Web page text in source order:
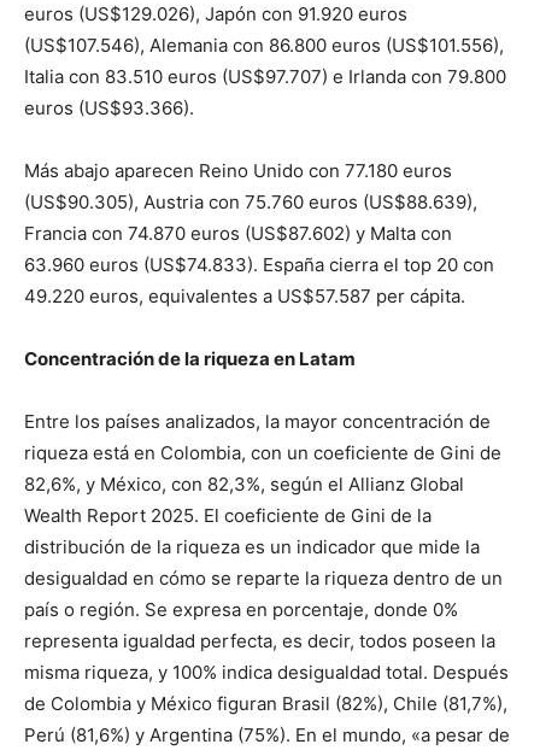
euros (US$129.026), Japón con 91.920 euros
(US$107.546), Alemania con 86.800 euros (US$101.556),
Italia con 83.510 euros (US$97.707) e Irlanda con 79.800
euros (US$93.366).
Más abajo aparecen Reino Unido con 77.180 euros
(US$90.305), Austria con 75.760 euros (US$88.639),
Francia con 74.870 euros (US$87.602) y Malta con
63.960 euros (US$74.833). España cierra el top 20 con
49.220 euros, equivalentes a US$57.587 per cápita.
Concentración de la riqueza en Latam
Entre los países analizados, la mayor concentración de
riqueza está en Colombia, con un coeficiente de Gini de
82,6%, y México, con 82,3%, según el Allianz Global
Wealth Report 2025. El coeficiente de Gini de la
distribución de la riqueza es un indicador que mide la
desigualdad en cómo se reparte la riqueza dentro de un
país o región. Se expresa en porcentaje, donde 0%
representa igualdad perfecta, es decir, todos poseen la
misma riqueza, y 100% indica desigualdad total. Después
de Colombia y México figuran Brasil (82%), Chile (81,7%),
Perú (81,6%) y Argentina (75%). En el mundo, «a pesar de